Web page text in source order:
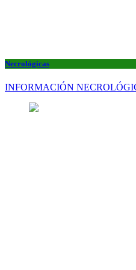
Necrológicas
INFORMACIÓN